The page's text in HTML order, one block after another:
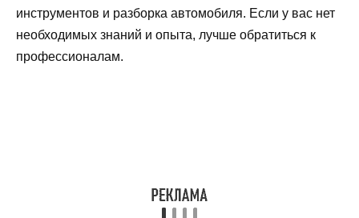
инструментов и разборка автомобиля. Если у вас нет
необходимых знаний и опыта, лучше обратиться к
профессионалам.